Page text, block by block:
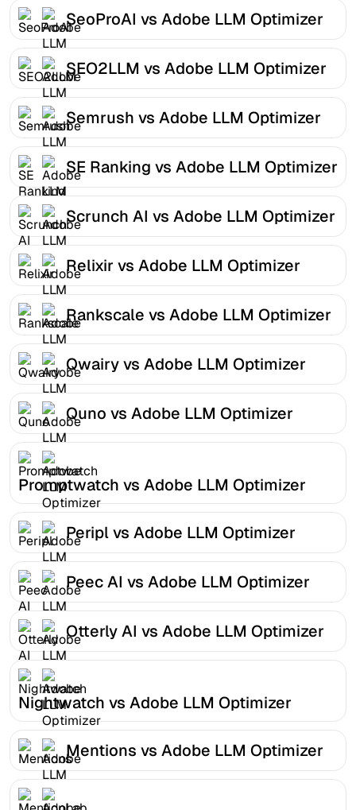
SeoProAI vs Adobe LLM Optimizer
SEO2LLM vs Adobe LLM Optimizer
Semrush vs Adobe LLM Optimizer
SE Ranking vs Adobe LLM Optimizer
Scrunch AI vs Adobe LLM Optimizer
Relixir vs Adobe LLM Optimizer
Rankscale vs Adobe LLM Optimizer
Qwairy vs Adobe LLM Optimizer
Quno vs Adobe LLM Optimizer
Promptwatch vs Adobe LLM Optimizer
Peripl vs Adobe LLM Optimizer
Peec AI vs Adobe LLM Optimizer
Otterly AI vs Adobe LLM Optimizer
Nightwatch vs Adobe LLM Optimizer
Mentions vs Adobe LLM Optimizer